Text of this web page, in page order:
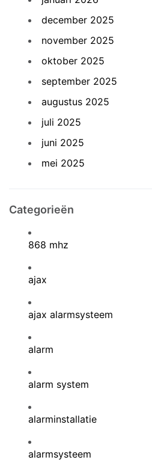
december 2025
november 2025
oktober 2025
september 2025
augustus 2025
juli 2025
juni 2025
mei 2025
Categorieën
868 mhz
ajax
ajax alarmsysteem
alarm
alarm system
alarminstallatie
alarmsysteem